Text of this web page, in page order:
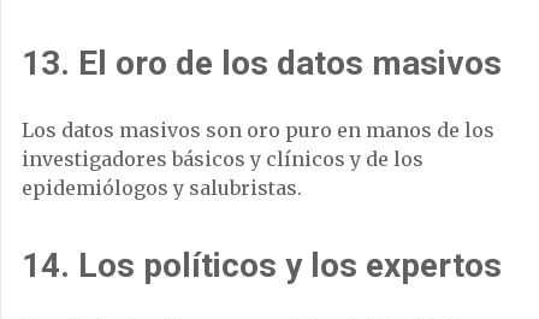
13. El oro de los datos masivos
Los datos masivos son oro puro en manos de los
investigadores básicos y clínicos y de los
epidemiólogos y salubristas.
14. Los políticos y los expertos